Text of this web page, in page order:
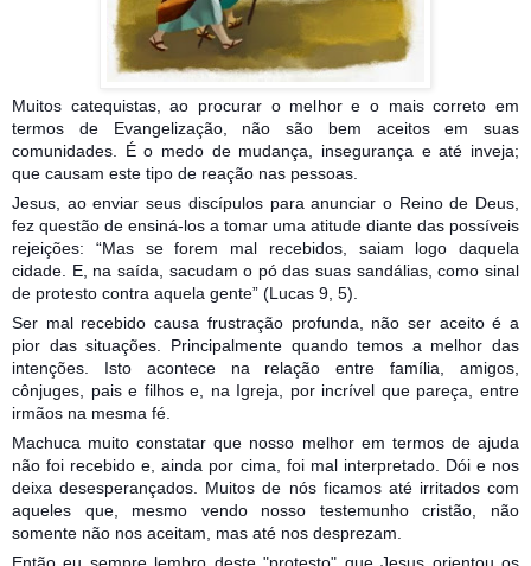
Muitos catequistas, ao procurar o melhor e o mais correto em
termos de Evangelização, não são bem aceitos em suas
comunidades. É o medo de mudança, insegurança e até inveja;
que causam este tipo de reação nas pessoas.
Jesus, ao enviar seus discípulos para anunciar o Reino de Deus,
fez questão de ensiná-los a tomar uma atitude diante das possíveis
rejeições: “Mas se forem mal recebidos, saiam logo daquela
cidade. E, na saída, sacudam o pó das suas sandálias, como sinal
de protesto contra aquela gente” (Lucas 9, 5).
Ser mal recebido causa frustração profunda, não ser aceito é a
pior das situações. Principalmente quando temos a melhor das
intenções. Isto acontece na relação entre família, amigos,
cônjuges, pais e filhos e, na Igreja, por incrível que pareça, entre
irmãos na mesma fé.
Machuca muito constatar que nosso melhor em termos de ajuda
não foi recebido e, ainda por cima, foi mal interpretado. Dói e nos
deixa desesperançados. Muitos de nós ficamos até irritados com
aqueles que, mesmo vendo nosso testemunho cristão, não
somente não nos aceitam, mas até nos desprezam.